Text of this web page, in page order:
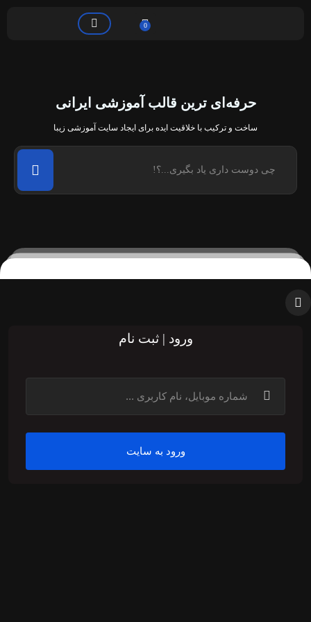
0
حرفه‌ای ترین قالب آموزشی ایرانی
ساخت و ترکیب با خلاقیت ایده برای ایجاد سایت آموزشی زیبا
ورود | ثبت نام
ورود به سایت